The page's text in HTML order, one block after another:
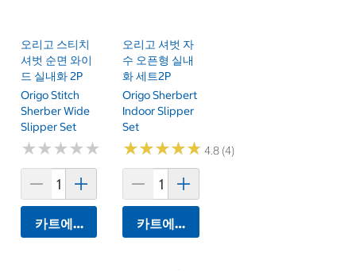
오리고 스티치
셔벗 순면 와이
드 실내화 2P
Origo Stitch
Sherber Wide
Slipper Set
★★★★★
★★★★★
카트에 담기
오리고 셔벗 자
수 오픈형 실내
화 세트2P
Origo Sherbert
Indoor Slipper
Set
★★★★★
★★★★★ 4.8 (4)
카트에 담기